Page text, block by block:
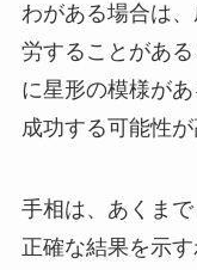
わがある場合は
労することがあ
に星形の模様が
成功する可能性が
手相は、あくま
正確な結果を示